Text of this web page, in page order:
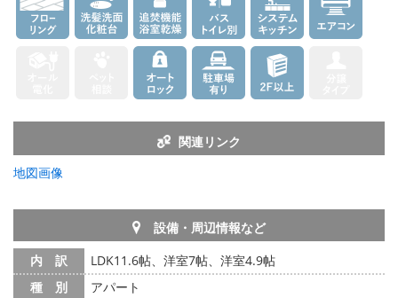
関連リンク
地図画像
設備・周辺情報など
内 訳
LDK11.6帖、洋室7帖、洋室4.9帖
種 別
アパート